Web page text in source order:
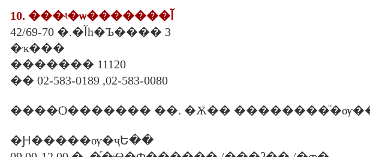
42/69-70 �.�آһ�Ъ���� 3
�ҡ���
������� 11120
�� 02-583-0189 ,02-583-0080
����Ѻ������� ��. �Ѫ��
�Ԩ�����ѹ�ҷԵ��